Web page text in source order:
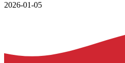
2026-01-05